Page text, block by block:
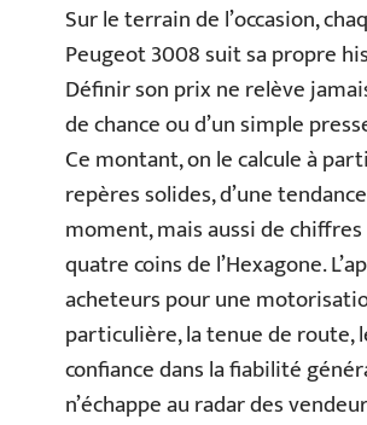
Sur le terrain de l’occasion,
Peugeot 3008 suit sa propre
Définir son prix ne relève
de chance ou d’un simple
Ce montant, on le calcule à
repères solides, d’une
moment, mais aussi de
quatre coins de l’Hexagone.
acheteurs pour une
particulière, la tenue de route,
confiance dans la fiabilité
n’échappe au radar des